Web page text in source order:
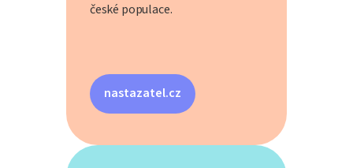
české populace.
nastazatel.cz